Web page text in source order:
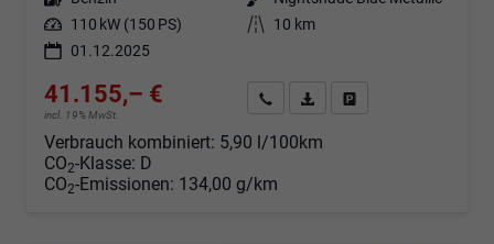
Leistung 110 kW (150 PS) Kilometerstand
10 km
01.12.2025
41.155,– €
incl. 19% MwSt.
Angebot anfordern
Fahrzeugexpose (PDF)
Verbrauch kombiniert: 5,90 l/100km
CO2-Klasse: D
CO2-Emissionen: 134,00 g/km